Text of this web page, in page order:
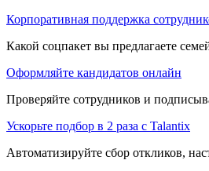
Корпоративная поддержка
Какой соцпакет вы предлагаете
Оформляйте кандидатов онлайн
Проверяйте сотрудников и
Ускорьте подбор в 2 раза с Talantix
Автоматизируйте сбор откликов,